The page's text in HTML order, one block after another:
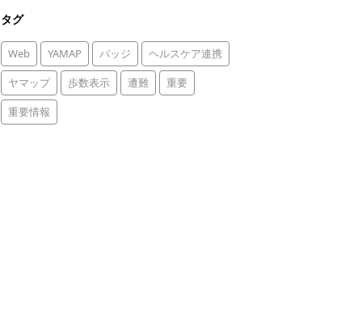
タグ
Web YAMAP バッジ
ヘルスケア連携
ヤマップ
歩数表示 遭難
重要
重要情報